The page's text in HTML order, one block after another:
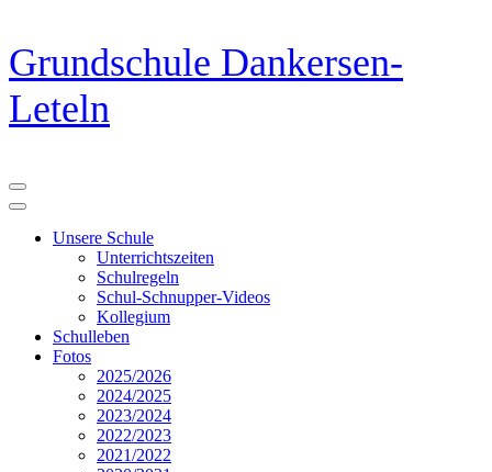
Zum
Inhalt
springen
(Eingabetaste
drücken)
Grundschule Dankersen-
Leteln
Unsere Schule
Unterrichtszeiten
Schulregeln
Schul-Schnupper-Videos
Kollegium
Schulleben
Fotos
2025/2026
2024/2025
2023/2024
2022/2023
2021/2022